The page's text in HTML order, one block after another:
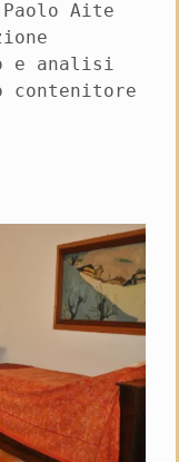
Aite
e analisi
contenitore